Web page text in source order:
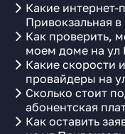
Какие
Привокзальная
Как проверить,
моем доме на ул
Какие скорости
провайдеры на
Сколько стоит
абонентская
Как оставить